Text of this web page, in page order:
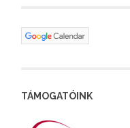
TÁMOGATÓINK